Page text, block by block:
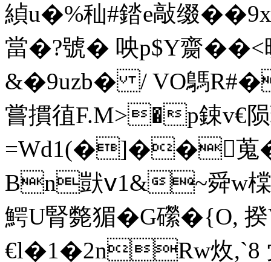
緽u�%秈#錔e敲缀
當�?號� 咉p$Υ齌
&�9uzb� / VO鷌R#�
嘗摜徝F.M>�p鋉v€陨
=Wd1(�]��蒐
Bn獃ⅴ1&~舜w
鰐U腎斃猸� G礯�{O,
€l�1�2nRw炇,`8